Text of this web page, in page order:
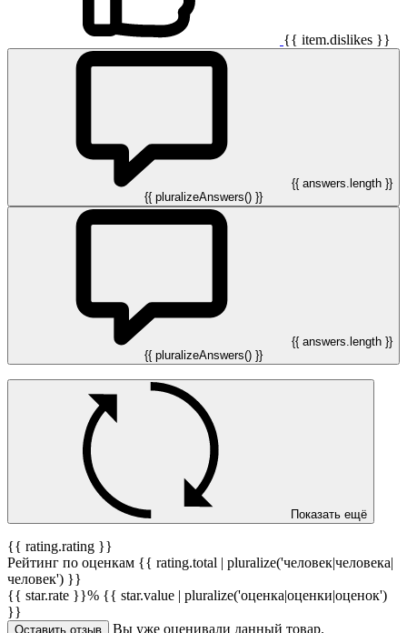
{{ item.dislikes }}
{{ answers.length }}
{{ pluralizeAnswers() }}
{{ answers.length }}
{{ pluralizeAnswers() }}
Показать ещё
{{ rating.rating }}
Рейтинг по оценкам {{ rating.total | pluralize('человек|человека|
человек') }}
{{ star.rate }}% {{ star.value | pluralize('оценка|оценки|оценок')
}}
Оставить отзыв Вы уже оценивали данный товар.